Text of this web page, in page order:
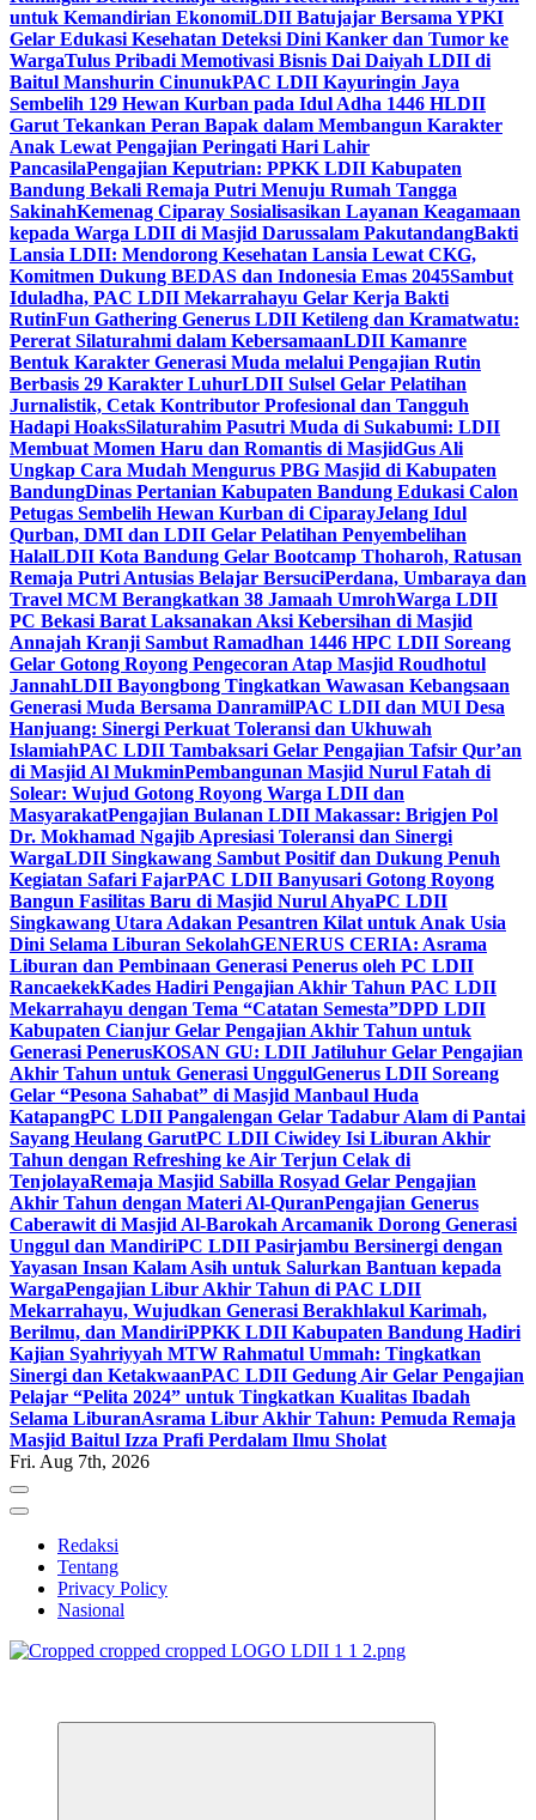
untuk Kemandirian EkonomiLDII Batujajar Bersama YPKI
Gelar Edukasi Kesehatan Deteksi Dini Kanker dan Tumor ke
WargaTulus Pribadi Memotivasi Bisnis Dai Daiyah LDII di
Baitul Manshurin CinunukPAC LDII Kayuringin Jaya
Sembelih 129 Hewan Kurban pada Idul Adha 1446 HLDII
Garut Tekankan Peran Bapak dalam Membangun Karakter
Anak Lewat Pengajian Peringati Hari Lahir
PancasilaPengajian Keputrian: PPKK LDII Kabupaten
Bandung Bekali Remaja Putri Menuju Rumah Tangga
SakinahKemenag Ciparay Sosialisasikan Layanan Keagamaan
kepada Warga LDII di Masjid Darussalam PakutandangBakti
Lansia LDII: Mendorong Kesehatan Lansia Lewat CKG,
Komitmen Dukung BEDAS dan Indonesia Emas 2045Sambut
Iduladha, PAC LDII Mekarrahayu Gelar Kerja Bakti
RutinFun Gathering Generus LDII Ketileng dan Kramatwatu:
Pererat Silaturahmi dalam KebersamaanLDII Kamanre
Bentuk Karakter Generasi Muda melalui Pengajian Rutin
Berbasis 29 Karakter LuhurLDII Sulsel Gelar Pelatihan
Jurnalistik, Cetak Kontributor Profesional dan Tangguh
Hadapi HoaksSilaturahim Pasutri Muda di Sukabumi: LDII
Membuat Momen Haru dan Romantis di MasjidGus Ali
Ungkap Cara Mudah Mengurus PBG Masjid di Kabupaten
BandungDinas Pertanian Kabupaten Bandung Edukasi Calon
Petugas Sembelih Hewan Kurban di CiparayJelang Idul
Qurban, DMI dan LDII Gelar Pelatihan Penyembelihan
HalalLDII Kota Bandung Gelar Bootcamp Thoharoh, Ratusan
Remaja Putri Antusias Belajar BersuciPerdana, Umbaraya dan
Travel MCM Berangkatkan 38 Jamaah UmrohWarga LDII
PC Bekasi Barat Laksanakan Aksi Kebersihan di Masjid
Annajah Kranji Sambut Ramadhan 1446 HPC LDII Soreang
Gelar Gotong Royong Pengecoran Atap Masjid Roudhotul
JannahLDII Bayongbong Tingkatkan Wawasan Kebangsaan
Generasi Muda Bersama DanramilPAC LDII dan MUI Desa
Hanjuang: Sinergi Perkuat Toleransi dan Ukhuwah
IslamiahPAC LDII Tambaksari Gelar Pengajian Tafsir Qur’an
di Masjid Al MukminPembangunan Masjid Nurul Fatah di
Solear: Wujud Gotong Royong Warga LDII dan
MasyarakatPengajian Bulanan LDII Makassar: Brigjen Pol
Dr. Mokhamad Ngajib Apresiasi Toleransi dan Sinergi
WargaLDII Singkawang Sambut Positif dan Dukung Penuh
Kegiatan Safari FajarPAC LDII Banyusari Gotong Royong
Bangun Fasilitas Baru di Masjid Nurul AhyaPC LDII
Singkawang Utara Adakan Pesantren Kilat untuk Anak Usia
Dini Selama Liburan SekolahGENERUS CERIA: Asrama
Liburan dan Pembinaan Generasi Penerus oleh PC LDII
RancaekekKades Hadiri Pengajian Akhir Tahun PAC LDII
Mekarrahayu dengan Tema “Catatan Semesta”DPD LDII
Kabupaten Cianjur Gelar Pengajian Akhir Tahun untuk
Generasi PenerusKOSAN GU: LDII Jatiluhur Gelar Pengajian
Akhir Tahun untuk Generasi UnggulGenerus LDII Soreang
Gelar “Pesona Sahabat” di Masjid Manbaul Huda
KatapangPC LDII Pangalengan Gelar Tadabur Alam di Pantai
Sayang Heulang GarutPC LDII Ciwidey Isi Liburan Akhir
Tahun dengan Refreshing ke Air Terjun Celak di
TenjolayaRemaja Masjid Sabilla Rosyad Gelar Pengajian
Akhir Tahun dengan Materi Al-QuranPengajian Generus
Caberawit di Masjid Al-Barokah Arcamanik Dorong Generasi
Unggul dan MandiriPC LDII Pasirjambu Bersinergi dengan
Yayasan Insan Kalam Asih untuk Salurkan Bantuan kepada
WargaPengajian Libur Akhir Tahun di PAC LDII
Mekarrahayu, Wujudkan Generasi Berakhlakul Karimah,
Berilmu, dan MandiriPPKK LDII Kabupaten Bandung Hadiri
Kajian Syahriyyah MTW Rahmatul Ummah: Tingkatkan
Sinergi dan KetakwaanPAC LDII Gedung Air Gelar Pengajian
Pelajar “Pelita 2024” untuk Tingkatkan Kualitas Ibadah
Selama LiburanAsrama Libur Akhir Tahun: Pemuda Remaja
Masjid Baitul Izza Prafi Perdalam Ilmu Sholat
Fri. Aug 7th, 2026
Redaksi
Tentang
Privacy Policy
Nasional